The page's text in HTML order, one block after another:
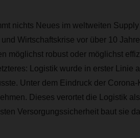
nichts Neues im weltweiten
Wirtschaftskrise vor über 10
möglichst robust oder möglichst
Logistik wurde in erster Linie
Unter dem Eindruck der
Dieses verortet die Logistik
Versorgungssicherheit baut sie